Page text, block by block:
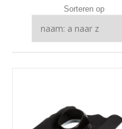
Sorteren op